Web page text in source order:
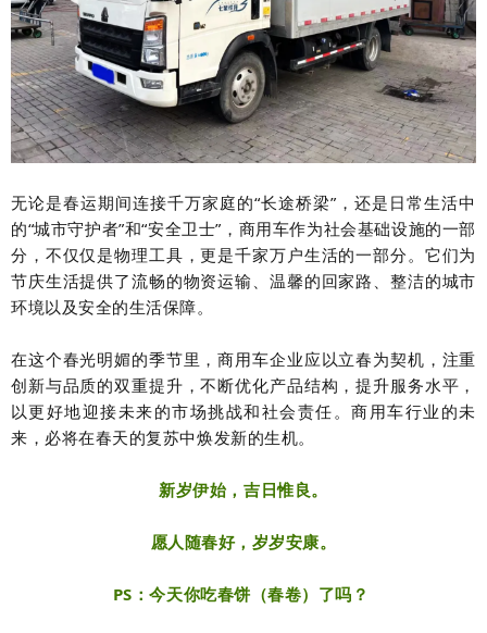
无论是春运期间连接千万家庭的“长途桥梁”，还是日常生活中
的“城市守护者”和“安全卫士”，商用车作为社会基础设施的一部
分，不仅仅是物理工具，更是千家万户生活的一部分。它们为
节庆生活提供了流畅的物资运输、温馨的回家路、整洁的城市
环境以及安全的生活保障。
在这个春光明媚的季节里，商用车企业应以立春为契机，注重
创新与品质的双重提升，不断优化产品结构，提升服务水平，
以更好地迎接未来的市场挑战和社会责任。商用车行业的未
来，必将在春天的复苏中焕发新的生机。
新岁伊始，吉日惟良。
愿人随春好，岁岁安康。
PS：今天你吃春饼（春卷）了吗？